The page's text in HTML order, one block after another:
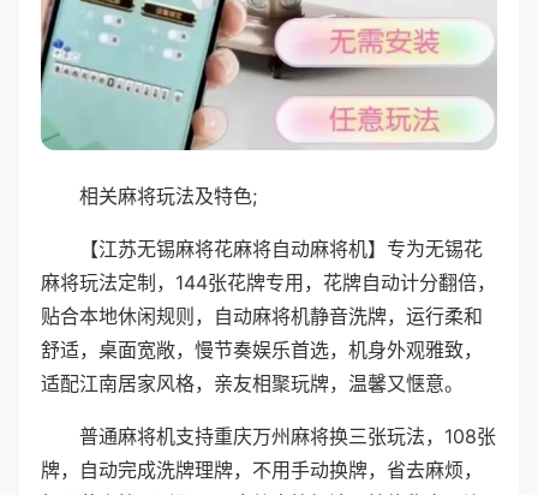
相关麻将玩法及特色;
【江苏无锡麻将花麻将自动麻将机】专为无锡花
麻将玩法定制，144张花牌专用，花牌自动计分翻倍，
贴合本地休闲规则，自动麻将机静音洗牌，运行柔和
舒适，桌面宽敞，慢节奏娱乐首选，机身外观雅致，
适配江南居家风格，亲友相聚玩牌，温馨又惬意。
普通麻将机支持重庆万州麻将换三张玩法，108张
牌，自动完成洗牌理牌，不用手动换牌，省去麻烦，